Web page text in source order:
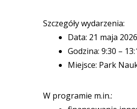
Szczegóły wydarzenia:
Data: 21 maja
Godzina: 9:30 –
Miejsce: Park
W programie m.in.: